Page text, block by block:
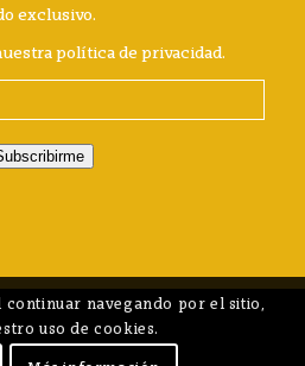
exclusivo.
política de privacidad.
continuar navegando por el sitio,
uso de cookies.